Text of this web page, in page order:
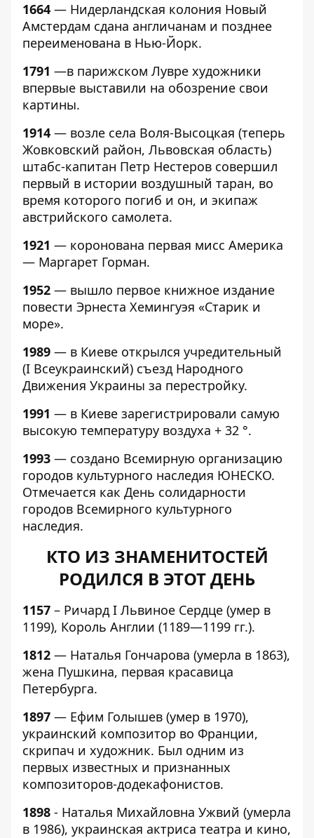
1664 — Нидерландская колония Новый
Амстердам сдана англичанам и позднее
переименована в Нью-Йорк.
1791 —в парижском Лувре художники
впервые выставили на обозрение свои
картины.
1914 — возле села Воля-Высоцкая (теперь
Жовковский район, Львовская область)
штабс-капитан Петр Нестеров совершил
первый в истории воздушный таран, во
время которого погиб и он, и экипаж
австрийского самолета.
1921 — коронована первая мисс Америка
— Маргарет Горман.
1952 — вышло первое книжное издание
повести Эрнеста Хемингуэя «Старик и
море».
1989 — в Киеве открылся учредительный
(I Всеукраинский) съезд Народного
Движения Украины за перестройку.
1991 — в Киеве зарегистрировали самую
высокую температуру воздуха + 32 °.
1993 — создано Всемирную организацию
городов культурного наследия ЮНЕСКО.
Отмечается как День солидарности
городов Всемирного культурного
наследия.
КТО ИЗ ЗНАМЕНИТОСТЕЙ
РОДИЛСЯ В ЭТОТ ДЕНЬ
1157 – Ричард I Львиное Сердце (умер в
1199), Король Англии (1189—1199 гг.).
1812 — Наталья Гончарова (умерла в 1863),
жена Пушкина, первая красавица
Петербурга.
1897 — Ефим Голышев (умер в 1970),
украинский композитор во Франции,
скрипач и художник. Был одним из
первых известных и признанных
композиторов-додекафонистов.
1898 - Наталья Михайловна Ужвий (умерла
в 1986), украинская актриса театра и кино,